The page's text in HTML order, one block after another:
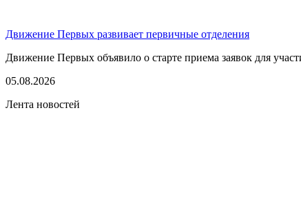
Движение Первых развивает первичные отделения
Движение Первых объявило о старте приема заявок для
05.08.2026
Лента новостей